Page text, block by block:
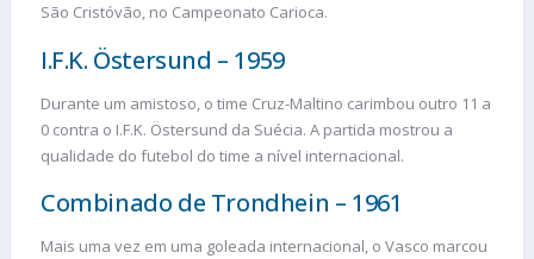
São Cristóvão, no Campeonato Carioca.
I.F.K. Östersund – 1959
Durante um amistoso, o time Cruz-Maltino carimbou outro 11 a
0 contra o I.F.K. Östersund da Suécia. A partida mostrou a
qualidade do futebol do time a nível internacional.
Combinado de Trondhein – 1961
Mais uma vez em uma goleada internacional, o Vasco marcou